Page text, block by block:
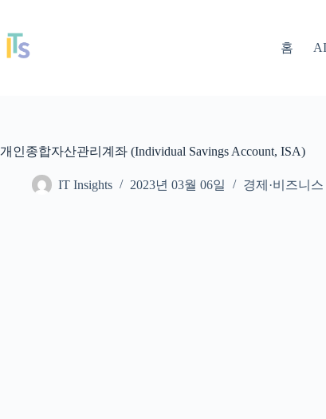
으
로
IT Insights
홈
AI
개인종합자산관리계좌 (Individual Savings Account, ISA)
IT Insights 2023년 03월 06일 경제·비즈니